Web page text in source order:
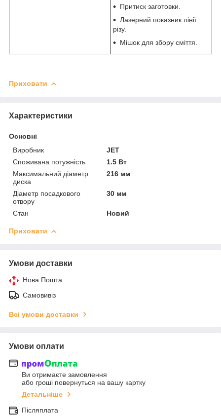
Притиск заготовки.
Лазерний показник лінії
різу.
Мішок для збору сміття.
Приховати
Характеристики
Основні
Виробник
JET
Споживана потужність
1.5 Вт
Максимальний діаметр
диска
216 мм
Діаметр посадкового
отвору
30 мм
Стан Новий
Приховати
Умови доставки
Нова Пошта
Самовивіз
Всі умови доставки
Умови оплати
Ви отримаєте замовлення
або гроші повернуться на вашу картку
Детальніше
Післяплата